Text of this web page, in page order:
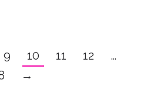
9 10 11 12
…
→